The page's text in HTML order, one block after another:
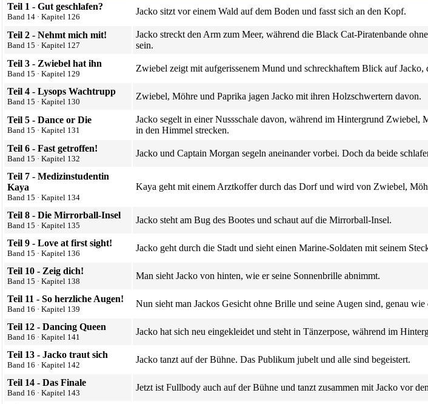
Teil 1 - Gut geschlafen?
Band 14 · Kapitel 126
Jacko sitzt vor einem Wald auf dem Boden und fasst sich an den Kopf.
Teil 2 - Nehmt mich mit!
Band 15 · Kapitel 127
Jacko streckt den Arm zum Meer, während die Black Cat-Piratenbande
sein.
Teil 3 - Zwiebel hat ihn
Band 15 · Kapitel 129
Zwiebel zeigt mit aufgerissenem Mund und schreckhaftem Blick auf Jacko,
Teil 4 - Lysops Wachtrupp
Band 15 · Kapitel 130
Zwiebel, Möhre und Paprika jagen Jacko mit ihren Holzschwertern davon.
Teil 5 - Dance or Die
Band 15 · Kapitel 131
Jacko segelt in einer Nussschale davon, während im Hintergrund Zwiebel,
in den Himmel strecken.
Teil 6 - Fast getroffen!
Band 15 · Kapitel 132
Jacko und Captain Morgan segeln aneinander vorbei. Doch da beide
Teil 7 - Medizinstudentin
Kaya
Band 15 · Kapitel 134
Kaya geht mit einem Arztkoffer durch das Dorf und wird von Zwiebel,
Teil 8 - Die Mirrorball-Insel
Band 15 · Kapitel 135
Jacko steht am Bug des Bootes und schaut auf die Mirrorball-Insel.
Teil 9 - Love at first sight!
Band 15 · Kapitel 136
Jacko geht durch die Stadt und sieht einen Marine-Soldaten mit seinem
Teil 10 - Zeig dich!
Band 15 · Kapitel 138
Man sieht Jacko von hinten, wie er seine Sonnenbrille abnimmt.
Teil 11 - So herzliche Augen!
Band 16 · Kapitel 139
Nun sieht man Jackos Gesicht ohne Brille und seine Augen sind, genau
Teil 12 - Dancing Queen
Band 16 · Kapitel 141
Jacko hat sich neu eingekleidet und steht in Tänzerpose, während im
Teil 13 - Jacko traut sich
Band 16 · Kapitel 142
Jacko tanzt auf der Bühne. Das Publikum jubelt und alle sind begeistert.
Teil 14 - Das Finale
Band 16 · Kapitel 143
Jetzt ist Fullbody auch auf der Bühne und tanzt zusammen mit Jacko vor